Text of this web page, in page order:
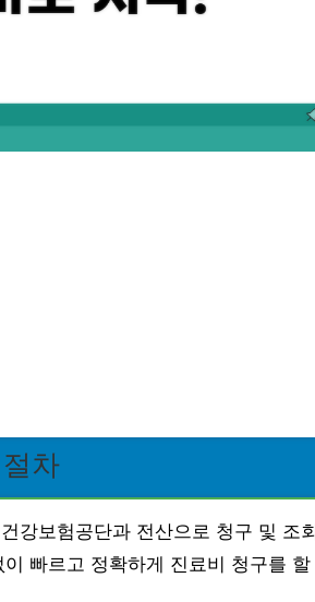
차
강보험공단과 전산으로 청구 및 조
빠르고 정확하게 진료비 청구를